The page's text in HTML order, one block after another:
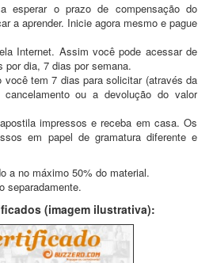
esperar o prazo de compensação do
a aprender. Inicie agora mesmo e pague
Internet. Assim você pode acessar de
por dia, 7 dias por semana.
você tem 7 dias para solicitar (através da
ou a devolução do valor
impressos e receba em casa. Os
em papel de gramatura diferente e
a no máximo 50% do material.
separadamente.
(imagem ilustrativa):